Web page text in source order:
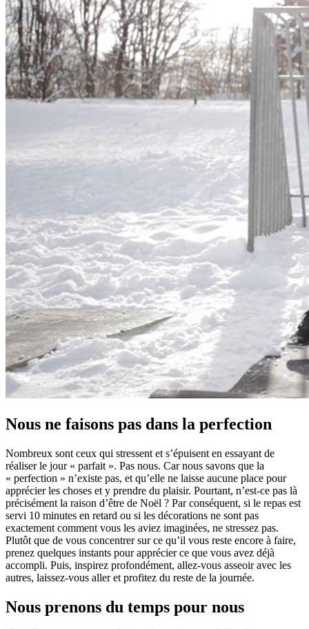
Nous ne faisons pas dans la perfection
Nombreux sont ceux qui stressent et s’épuisent en essayant de
réaliser le jour « parfait ». Pas nous. Car nous savons que la
« perfection » n’existe pas, et qu’elle ne laisse aucune place pour
apprécier les choses et y prendre du plaisir. Pourtant, n’est-ce pas là
précisément la raison d’être de Noël ? Par conséquent, si le repas est
servi 10 minutes en retard ou si les décorations ne sont pas
exactement comment vous les aviez imaginées, ne stressez pas.
Plutôt que de vous concentrer sur ce qu’il vous reste encore à faire,
prenez quelques instants pour apprécier ce que vous avez déjà
accompli. Puis, inspirez profondément, allez-vous asseoir avec les
autres, laissez-vous aller et profitez du reste de la journée.
Nous prenons du temps pour nous